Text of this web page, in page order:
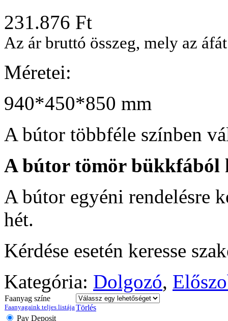
231.876 Ft
Az ár bruttó összeg, mely az
Méretei:
940*450*850 mm
A bútor többféle színben
A bútor tömör bükkfából
A bútor egyéni rendelésre
hét.
Kérdése esetén keresse
Kategória: Dolgozó,
Faanyag színe
Faanyagaink teljes listája Törlés
Pay Deposit